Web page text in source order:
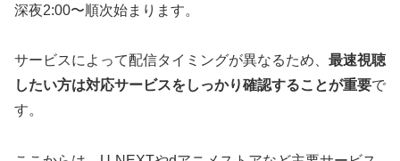
深夜2:00〜順次始まります。
サービスによって配信タイミングが異なるため、 最速視聴
したい方は対応サービスをしっかり確認することが重要で
す。